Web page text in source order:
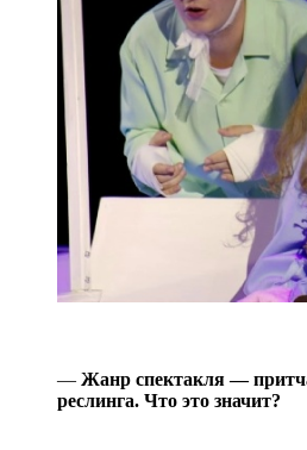
— Жанр спектакля —
реслинга. Что это значит?